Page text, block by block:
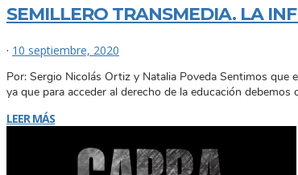
SEMILLERO TRANSMEDIA. LA
· 10 septiembre, 2020
Por: Sergio Nicolás Ortiz y Natalia Poveda Sentimos
ya que para acceder al derecho de la educación
LEER MÁS